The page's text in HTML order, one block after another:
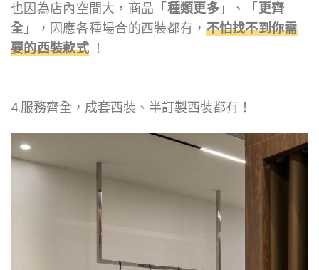
也因為店內空間大，商品「 種類更多」、「 更齊
全 」，因應各種場合的西裝都有， 不怕找不到你需
要的西裝款式！
4.服務齊全，成套西裝、半訂製西裝都有！